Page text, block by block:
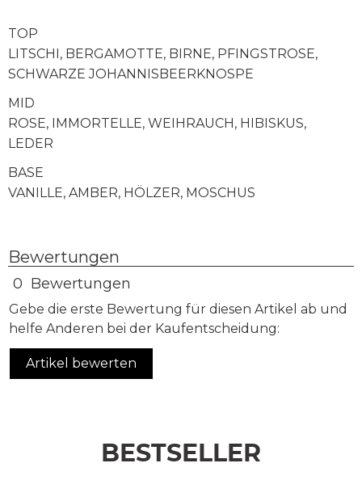
TOP
LITSCHI, BERGAMOTTE, BIRNE, PFINGSTROSE,
SCHWARZE JOHANNISBEERKNOSPE
MID
ROSE, IMMORTELLE, WEIHRAUCH, HIBISKUS,
LEDER
BASE
VANILLE, AMBER, HÖLZER, MOSCHUS
Bewertungen
0 Bewertungen
Gebe die erste Bewertung für diesen Artikel ab und
helfe Anderen bei der Kaufentscheidung:
Artikel bewerten
BESTSELLER